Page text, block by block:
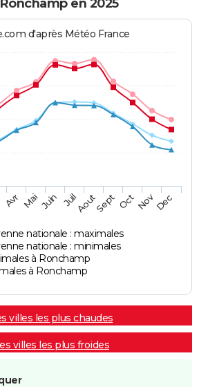
en 2025
d'après Météo France
nationale : maximales
nationale : minimales
à Ronchamp
à Ronchamp
Avr MaiJuin JuilAoutSept OctNovDec
villes les plus chaudes
villes les plus froides